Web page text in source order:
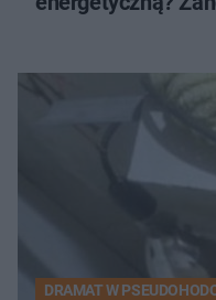
DRAMAT W